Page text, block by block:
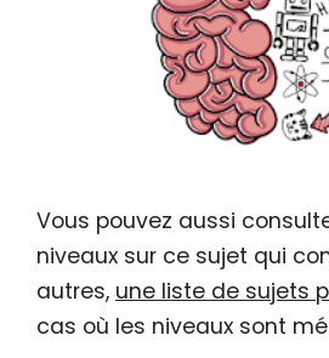
Vous pouvez aussi
niveaux sur ce sujet qui
autres, une liste de sujets
cas où les niveaux sont